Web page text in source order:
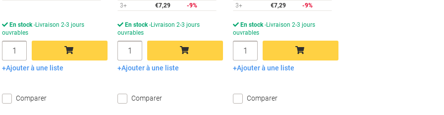
En stock Livraison 2-3 jours
ouvrables
Quantité
Ajouter au panier
Ajouter à une liste
Comparer
3+
€7,29 -9%
En stock Livraison 2-3 jours
ouvrables
Quantité
Ajouter au panier
Ajouter à une liste
Comparer
3+
€7,29 -9%
En stock Livraison 2-3 jours
ouvrables
Quantité
Ajouter au panier
Ajouter à une liste
Comparer